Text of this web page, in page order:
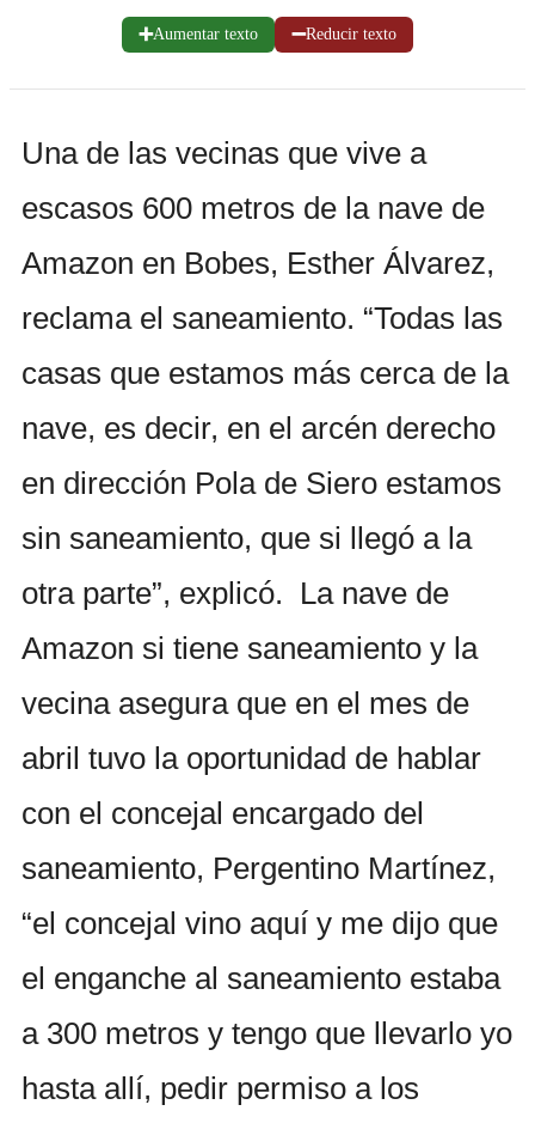
➕Aumentar texto ➖Reducir texto
Una de las vecinas que vive a
escasos 600 metros de la nave de
Amazon en Bobes, Esther Álvarez,
reclama el saneamiento. “Todas las
casas que estamos más cerca de la
nave, es decir, en el arcén derecho
en dirección Pola de Siero estamos
sin saneamiento, que si llegó a la
otra parte”, explicó. La nave de
Amazon si tiene saneamiento y la
vecina asegura que en el mes de
abril tuvo la oportunidad de hablar
con el concejal encargado del
saneamiento, Pergentino Martínez,
“el concejal vino aquí y me dijo que
el enganche al saneamiento estaba
a 300 metros y tengo que llevarlo yo
hasta allí, pedir permiso a los